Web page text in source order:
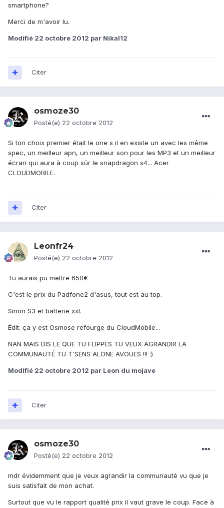
smartphone?
Merci de m'avoir lu.
Modifié 22 octobre 2012 par Nikal12
Citer
osmoze30
Posté(e) 22 octobre 2012
Si ton choix premier était le one s il en existe un avec les même
spec, un meilleur apn, un meilleur son pour les MP3 et un meilleur
écran qui aura à coup sûr le snapdragon s4... Acer
CLOUDMOBILE.
Citer
Leonfr24
Posté(e) 22 octobre 2012
Tu aurais pu mettre 650€
C'est le prix du Padfone2 d'asus, tout est au top.
Sinon S3 et batterie xxl.
Édit: ça y est Osmose refourge du CloudMobile...
NAN MAIS DIS LE QUE TU FLIPPES TU VEUX AGRANDIR LA
COMMUNAUTÉ TU T'SENS ALONE AVOUES !!! :)
Modifié 22 octobre 2012 par Leon du mojave
Citer
osmoze30
Posté(e) 22 octobre 2012
mdr évidemment que je veux agrandir la communauté vu que je
suis satisfait de mon achat.
Surtout que vu le rapport qualité prix il vaut grave le coup. Face à